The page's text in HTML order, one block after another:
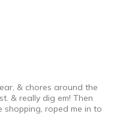
& chores around the
& really dig em! Then
roped me in to